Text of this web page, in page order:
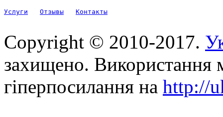
Услуги Отзывы Контакты
Copyright © 2010-2017.
захищено. Використання
гіперпосилання на http://